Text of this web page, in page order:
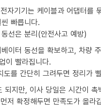
자기기는 케이블과 어댑터를
빠릅니다.
선은 분리(안전사고 예방)
이터 동선을 확보하고, 차량
이 빨라집니다.
도를 간단히 그려두면 정리가
되지만, 이사 당일은 시간이 촉
저 확정해두면 만족도가 올라